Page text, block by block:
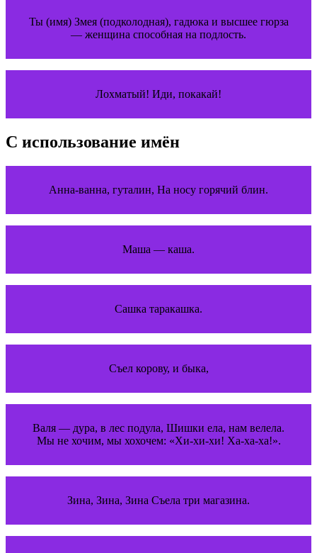
Ты (имя) Змея (подколодная), гадюка и высшее гюрза
— женщина способная на подлость.
Лохматый! Иди, покакай!
С использование имён
Анна-ванна, гуталин, На носу горячий блин.
Маша — каша.
Сашка таракашка.
Съел корову, и быка,
Валя — дура, в лес подула, Шишки ела, нам велела.
Мы не хочим, мы хохочем: «Хи-хи-хи! Ха-ха-ха!».
Зина, Зина, Зина Съела три магазина.